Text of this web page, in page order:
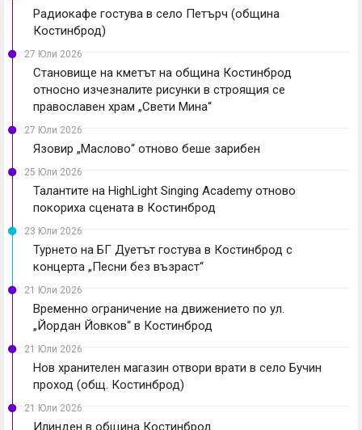
Радиокафе гостува в село Петърч (община
Костинброд)
27 Юли 2026
Становище на кметът на община Костинброд
относно изчезналите рисунки в строящия се
православен храм „Свети Мина“
27 Юли 2026
Язовир „Маслово“ отново беше зарибен
25 Юли 2026
Талантите на HighLight Singing Academy отново
покориха сцената в Костинброд
23 Юли 2026
Турнето на БГ Дуетът гостува в Костинброд с
концерта „Песни без възраст“
21 Юли 2026
Временно ограничение на движението по ул.
„Йордан Йовков“ в Костинброд
21 Юли 2026
Нов хранителен магазин отвори врати в село Бучин
проход (общ. Костинброд)
21 Юли 2026
Илинден в община Костинброд